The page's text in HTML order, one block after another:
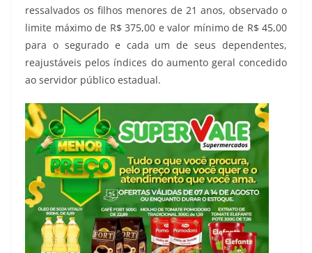
ressalvados os filhos menores de 21 anos, observado o
limite máximo de R$ 375,00 e valor mínimo de R$ 45,00
para o segurado e cada um de seus dependentes,
reajustáveis pelos índices do aumento geral concedido
ao servidor público estadual.